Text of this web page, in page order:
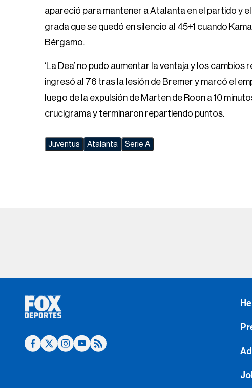
apareció para mantener a Atalanta en el partido y
grada que se quedó en silencio al 45+1 cuando
Bérgamo.
‘La Dea’ no pudo aumentar la ventaja y los cambios
ingresó al 76 tras la lesión de Bremer y marcó el
luego de la expulsión de Marten de Roon a 10
crucigrama y terminaron repartiendo puntos.
Juventus Atalanta Serie A